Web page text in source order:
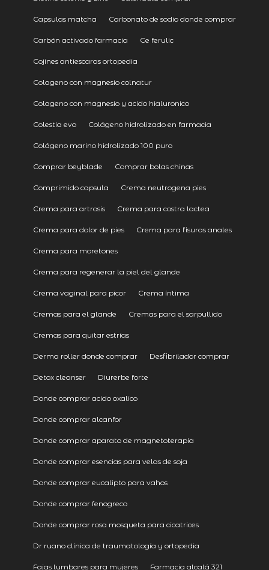
Capsulas matcha Carbonato de sodio donde comprar
Carbón activado farmacia Ce ferulic
Cojines antiescaras ortopedia
Colageno con magnesio colnatur
Colageno con magnesio y acido hialuronico
Colestia evo Colágeno hidrolizado en farmacia
Colágeno marino hidrolizado 100 puro
Comprar beyblade Comprar bolas chinas
Comprimido capsula Crema neutrogena pies
Crema para artrosis Crema para costra lactea
Crema para dolor de pies Crema para fisuras anales
Crema para moretones
Crema para regenerar la piel del glande
Crema vaginal para picor Crema íntima
Cremas para el glande Cremas para el sarpullido
Cremas para quitar estrías
Derma roller donde comprar Desfibrilador comprar
Detox cleanser Diurerbe forte
Donde comprar acido oxalico
Donde comprar alcanfor
Donde comprar aparato de magnetoterapia
Donde comprar esencias para velas de soja
Donde comprar eucalipto para vahos
Donde comprar fenogreco
Donde comprar rosa mosqueta para cicatrices
Dr ruano clínica de traumatología y ortopedia
Fajas lumbares para mujeres Farmacia alcalá 321